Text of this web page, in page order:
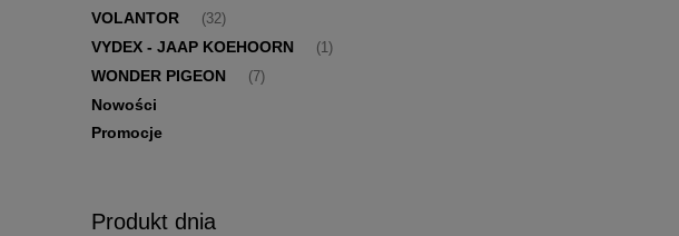
VOLANTOR (32)
VYDEX - JAAP KOEHOORN (1)
WONDER PIGEON (7)
Nowości
Promocje
Produkt dnia